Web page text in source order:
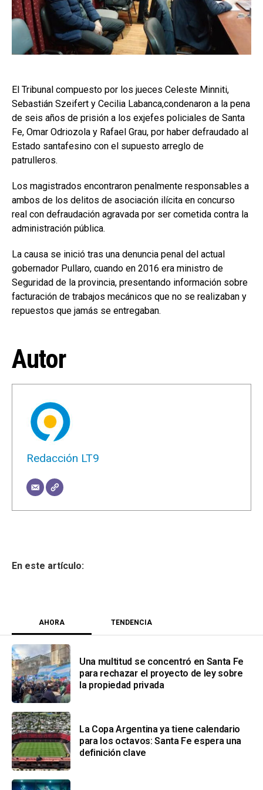
El Tribunal compuesto por los jueces Celeste Minniti,
Sebastián Szeifert y Cecilia Labanca,condenaron a la pena
de seis años de prisión a los exjefes policiales de Santa
Fe, Omar Odriozola y Rafael Grau, por haber defraudado al
Estado santafesino con el supuesto arreglo de
patrulleros.
Los magistrados encontraron penalmente responsables a
ambos de los delitos de asociación ilícita en concurso
real con defraudación agravada por ser cometida contra la
administración pública.
La causa se inició tras una denuncia penal del actual
gobernador Pullaro, cuando en 2016 era ministro de
Seguridad de la provincia, presentando información sobre
facturación de trabajos mecánicos que no se realizaban y
repuestos que jamás se entregaban.
Autor
Redacción LT9
AHORA TENDENCIA
Una multitud se concentró en Santa Fe
para rechazar el proyecto de ley sobre
la propiedad privada
La Copa Argentina ya tiene calendario
para los octavos: Santa Fe espera una
definición clave